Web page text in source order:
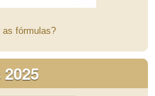
as fórmulas?